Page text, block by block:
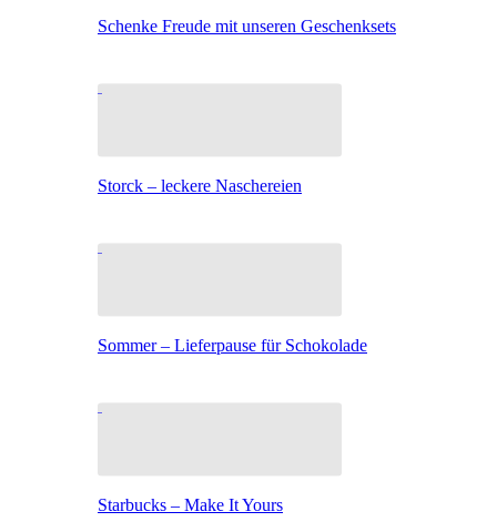
Schenke Freude mit unseren Geschenksets
Storck – leckere Naschereien
Sommer – Lieferpause für Schokolade
Starbucks – Make It Yours